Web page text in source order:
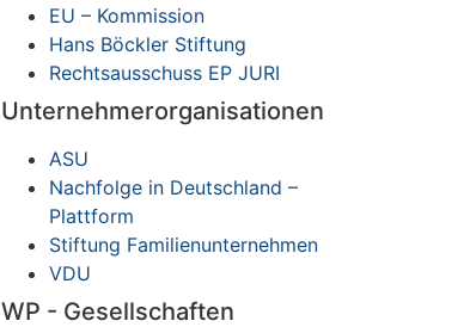
EU – Kommission
Hans Böckler Stiftung
Rechtsausschuss EP JURI
Unternehmerorganisationen
ASU
Nachfolge in Deutschland –
Plattform
Stiftung Familienunternehmen
VDU
WP - Gesellschaften